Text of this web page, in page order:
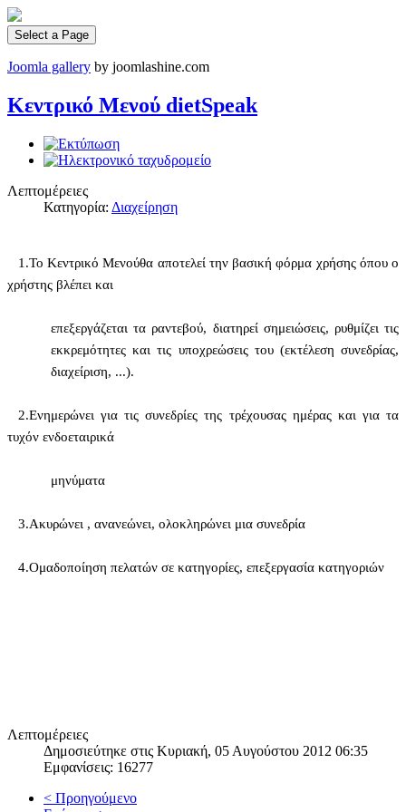
Select a Page
Joomla gallery by joomlashine.com
Κεντρικό Μενού dietSpeak
Λεπτομέρειες
Κατηγορία: Διαχείρηση
1.Το Κεντρικό Μενούθα αποτελεί την βασική φόρμα χρήσης όπου ο
χρήστης βλέπει και
επεξεργάζεται τα ραντεβού, διατηρεί σημειώσεις, ρυθμίζει τις
εκκρεμότητες και τις υποχρεώσεις του (εκτέλεση συνεδρίας,
διαχείριση, ...).
2.Ενημερώνει για τις συνεδρίες της τρέχουσας ημέρας και για τα
τυχόν ενδοεταιρικά
μηνύματα
3.Ακυρώνει , ανανεώνει, ολοκληρώνει μια συνεδρία
4.Ομαδοποίηση πελατών σε κατηγορίες, επεξεργασία κατηγοριών
Λεπτομέρειες
Δημοσιεύτηκε στις Κυριακή, 05 Αυγούστου 2012 06:35
Εμφανίσεις: 16277
< Προηγούμενο